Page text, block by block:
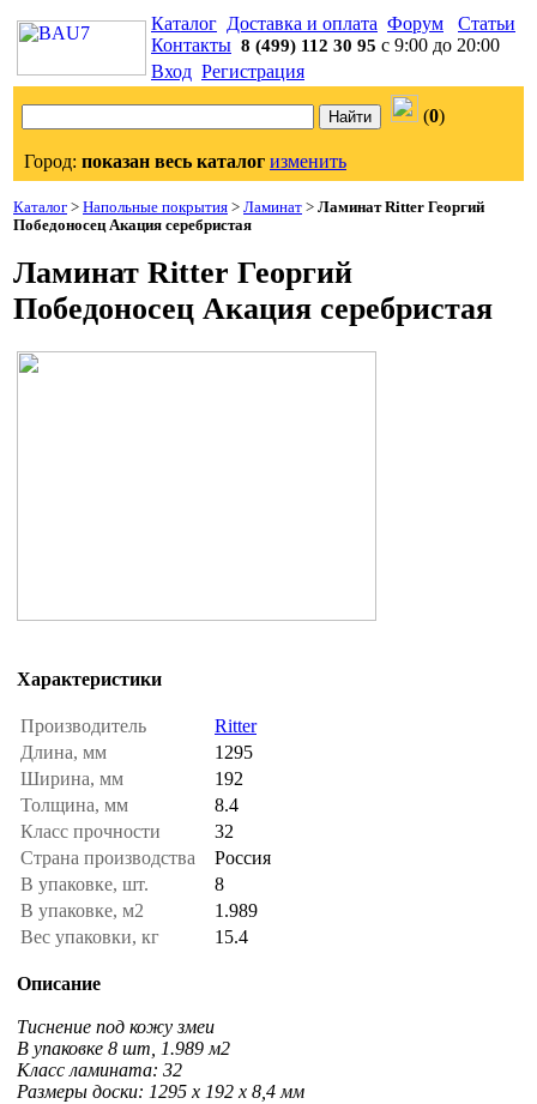
Каталог Доставка и оплата Форум
Статьи
Контакты 8 (499) 112 30 95 с 9:00 до 20:00
Вход Регистрация
(0)
Город: показан весь каталог изменить
Каталог > Напольные покрытия > Ламинат > Ламинат Ritter Георгий
Победоносец Акация серебристая
Ламинат Ritter Георгий
Победоносец Акация серебристая
Характеристики
Производитель
Ritter
Длина, мм
1295
Ширина, мм
192
Толщина, мм
8.4
Класс прочности
32
Страна производства
Россия
В упаковке, шт.
8
В упаковке, м2
1.989
Вес упаковки, кг
15.4
Описание
Тиснение под кожу змеи
В упаковке 8 шт, 1.989 м2
Класс ламината: 32
Размеры доски: 1295 x 192 x 8,4 мм